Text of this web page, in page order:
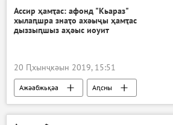
Ассир ҳамҭас: афонд "Кьараз"
хылаԥшра знаҭо ахәыҷы ҳамҭас
дыззыԥшыз аҳәыс иоуит
20 Ԥхынҷкәын 2019, 15:51
Ажәабжьқәа Аԥсны